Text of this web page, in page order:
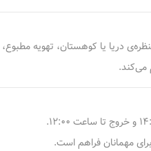
دریا یا کوهستان، تهویه مطبوع،
می‌کند.
مهمانان فراهم است.